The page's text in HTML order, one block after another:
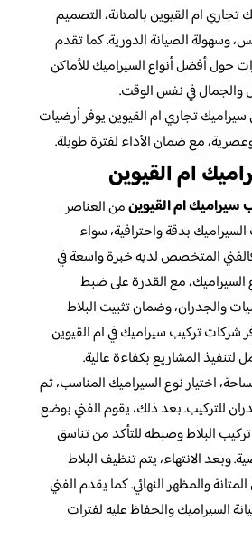
ام القيوين بالمتانة، التصميم
وسهولة الصيانة الدورية. كما تقدم
حول أفضل أنواع السيراميك للأماكن
والجمال في نفس الوقت.
سيراميك تجاري ام القيوين يوفر أرضيات
مع ضمان الأداء لفترة طويلة.
ام القيوين
سيراميك ام القيوينمن العناصر
بدقة واحترافية، سواء
المتخصص لديه خبرة واسعة في
السيراميك، مع القدرة على ضبط
والجدران، وضمان تثبيت البلاط
شركات تركيب سيراميك في ام القيوين
لتنفيذ المشاريع بكفاءة عالية.
اختيار نوع السيراميك المناسب، ثم
للتركيب. بعد ذلك، يقوم الفني بوضع
تركيب البلاط وضبطه للتأكد من تناسق
وبعد الانتهاء، يتم تنظيف البلاط
والمظهر النهائي. كما يقدم الفني
السيراميك والحفاظ عليه لفترات